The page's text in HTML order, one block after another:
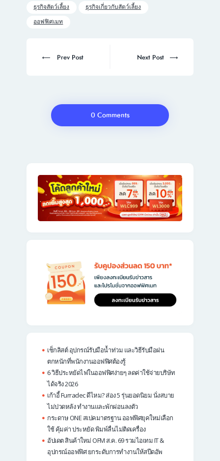
ธุรกิจสัตว์เลี้ยง
ธุรกิจเกี่ยวกับสัตว์เลี้ยง
ออฟฟิศเมท
navigation
Prev
Prev Post
Next
Next Post
0 Comments
เช็กลิสต์ อุปกรณ์รับมือน้ำท่วม และวิธีรับมือฝน
ตกหนักที่พนักงานออฟฟิศต้องรู้
6 วิธีประหยัดไฟในออฟฟิศง่ายๆ ลดค่าใช้จ่ายบริษัท
ได้จริง 2026
เก้าอี้ Furradec ดีไหม? ส่อง 5 รุ่นยอดนิยม นั่งสบาย
ไม่ปวดหลัง ทำงานและพักผ่อนลงตัว
กระดาษ ONE สเปคมาตรฐาน ออฟฟิศยุคใหม่เลือก
ใช้ คุ้มค่า ประหยัด พิมพ์ลื่นไม่ติดเครื่อง
อัปเดต สินค้าใหม่ OFM ส.ค. 69 รวมไอเทม IT &
อุปกรณ์ออฟฟิศ ยกระดับการทำงานให้สปีดอัพ